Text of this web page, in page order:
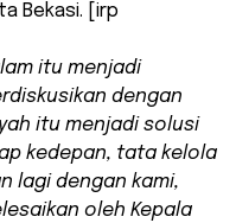
Bekasi. [irp
itu menjadi
dengan
itu menjadi solusi
kedepan, tata kelola
lagi dengan kami,
oleh Kepala